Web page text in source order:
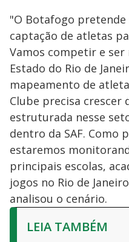
"O Botafogo
captação de atletas
Vamos competir e
Estado do Rio de
mapeamento de
Clube precisa crescer
estruturada nesse
dentro da SAF. Como
estaremos
principais escolas,
jogos no Rio de
analisou o cenário.
LEIA TAMBÉM